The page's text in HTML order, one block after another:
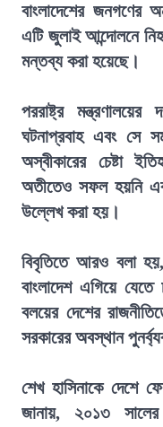
বাংলাদেশের
এটি জুলাই আন্দোলনে
মন্তব্য করা হয়েছে।
পররাষ্ট্র
ঘটনাপ্রবাহ এবং সে
অস্বীকারের চেষ্টা
অতীতেও সফল হয়নি
উল্লেখ করা হয়।
বিবৃতিতে আরও বলা
বাংলাদেশ এগিয়ে
বলয়ের দেশের
সরকারের অবস্থান
শেখ হাসিনাকে দেশে
জানায়, ২০১৩